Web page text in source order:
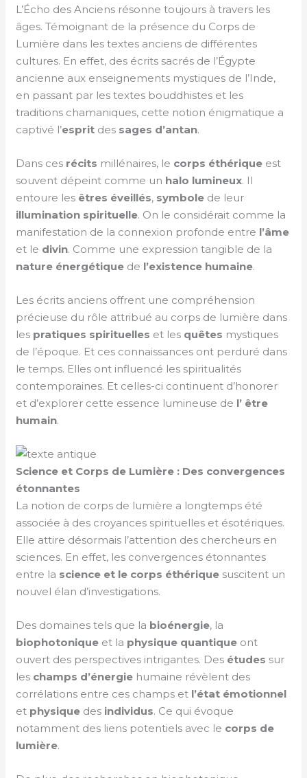
L’Écho des Anciens résonne toujours à travers les
âges. Témoignant de la présence du Corps de
Lumière dans les textes anciens de différentes
cultures. En effet, des écrits sacrés de l’Égypte
ancienne aux enseignements mystiques de l’Inde,
en passant par les textes bouddhistes et les
traditions chamaniques, cette notion énigmatique a
captivé l’esprit des sages d’antan.
Dans ces récits millénaires, le corps éthérique est
souvent dépeint comme un halo lumineux. Il
entoure les êtres éveillés, symbole de leur
illumination spirituelle. On le considérait comme la
manifestation de la connexion profonde entre l’âme
et le divin. Comme une expression tangible de la
nature énergétique de l’existence humaine.
Les écrits anciens offrent une compréhension
précieuse du rôle attribué au corps de lumière dans
les pratiques spirituelles et les quêtes mystiques
de l’époque. Et ces connaissances ont perduré dans
le temps. Elles ont influencé les spiritualités
contemporaines. Et celles-ci continuent d’honorer
et d’explorer cette essence lumineuse de l’ être
humain.
Science et Corps de Lumière : Des convergences
étonnantes
La notion de corps de lumière a longtemps été
associée à des croyances spirituelles et ésotériques.
Elle attire désormais l’attention des chercheurs en
sciences. En effet, les convergences étonnantes
entre la science et le corps éthérique suscitent un
nouvel élan d’investigations.
Des domaines tels que la bioénergie, la
biophotonique et la physique quantique ont
ouvert des perspectives intrigantes. Des études sur
les champs d’énergie humaine révèlent des
corrélations entre ces champs et l’état émotionnel
et physique des individus. Ce qui évoque
notamment des liens potentiels avec le corps de
lumière.